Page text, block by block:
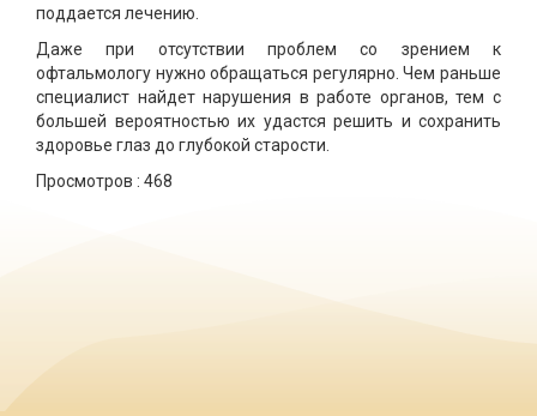
поддается лечению.
Даже при отсутствии проблем со зрением к
офтальмологу нужно обращаться регулярно. Чем раньше
специалист найдет нарушения в работе органов, тем с
большей вероятностью их удастся решить и сохранить
здоровье глаз до глубокой старости.
Просмотров : 468